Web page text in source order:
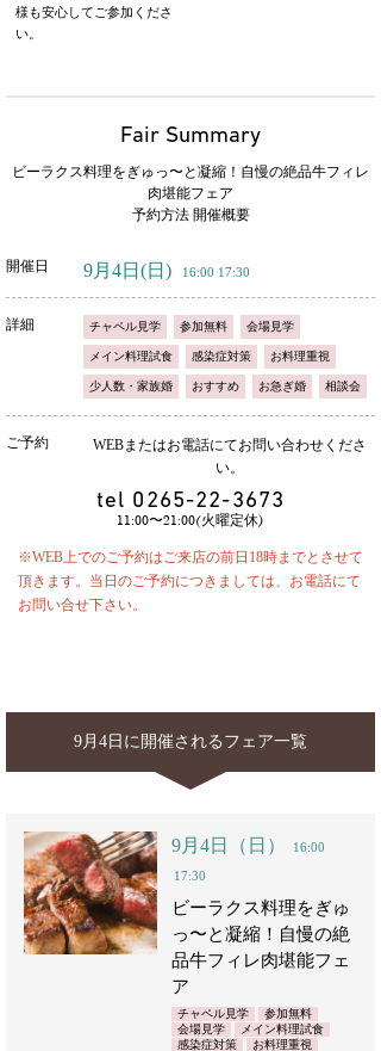
様も安心してご参加くださ
い。
Fair Summary
ビーラクス料理をぎゅっ〜と凝縮！自慢の絶品牛フィレ
肉堪能フェア
予約方法 開催概要
開催日 9月4日 (日) 16:00 17:30
詳細 チャペル見学 参加無料 会場見学
メイン料理試食 感染症対策 お料理重視
少人数・家族婚 おすすめ お急ぎ婚 相談会
ご予約
WEBまたはお電話にてお問い合わせくださ
い。
tel 0265-22-3673
11:00〜21:00(火曜定休)
※WEB上でのご予約はご来店の前日18時までとさせて
頂きます。当日のご予約につきましては、お電話にて
お問い合せ下さい。
9月4日に開催されるフェア一覧
9月4日（日）
16:00
17:30
ビーラクス料理をぎゅ
っ〜と凝縮！自慢の絶
品牛フィレ肉堪能フェ
ア
チャペル見学
参加無料
会場見学
メイン料理試食
感染症対策
お料理重視